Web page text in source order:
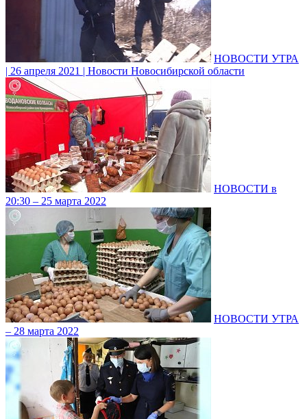
НОВОСТИ УТРА
| 26 апреля 2021 | Новости Новосибирской области
НОВОСТИ в
20:30 – 25 марта 2022
НОВОСТИ УТРА
– 28 марта 2022